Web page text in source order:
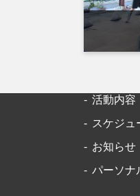
活動内容
スケジュ
お知らせ
パーソナ